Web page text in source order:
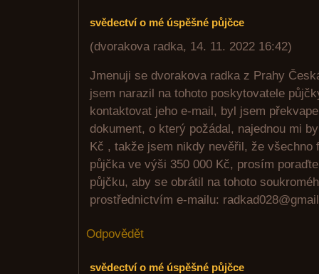
svědectví o mé úspěšné půjčce
(dvorakova radka, 14. 11. 2022 16:42)
Jmenuji se dvorakova radka z Prahy
jsem narazil na tohoto poskytovatele
kontaktovat jeho e-mail, byl jsem
dokument, o který požádal, najednou mi
Kč , takže jsem nikdy nevěřil, že všechno
půjčka ve výši 350 000 Kč, prosím
půjčku, aby se obrátil na tohoto
prostřednictvím e-mailu:
Odpovědět
svědectví o mé úspěšné půjčce